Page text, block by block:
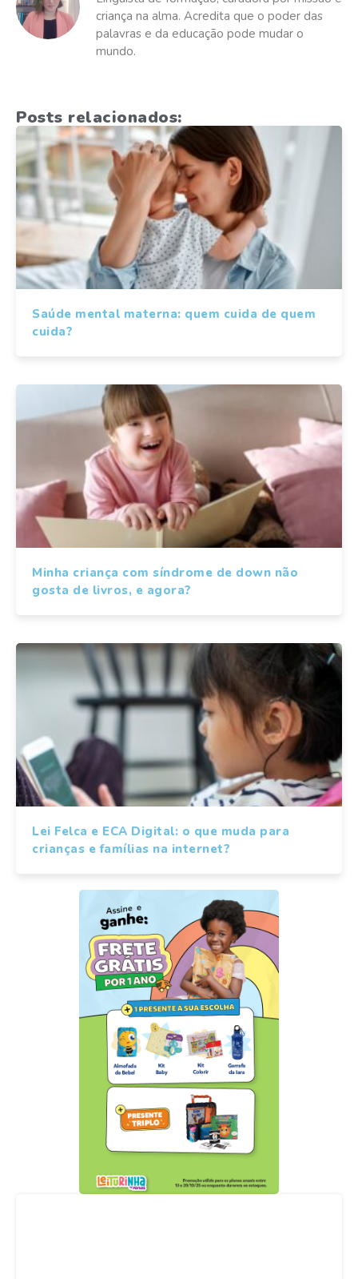
criança na alma. Acredita que o poder das
palavras e da educação pode mudar o
mundo.
Posts relacionados:
Saúde mental materna: quem cuida de quem
cuida?
Minha criança com síndrome de down não
gosta de livros, e agora?
Lei Felca e ECA Digital: o que muda para
crianças e famílias na internet?